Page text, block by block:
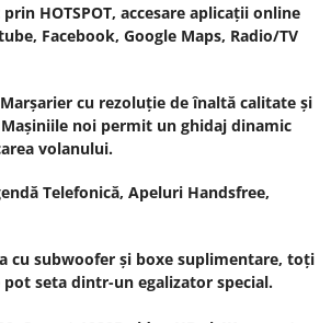
HOTSPOT, accesare aplicații online
Facebook, Google Maps, Radio/TV
cu rezoluție de înaltă calitate și
noi permit un ghidaj dinamic
volanului.
Telefonică, Apeluri Handsfree,
cu subwoofer și boxe suplimentare, toți
seta dintr-un egalizator special.